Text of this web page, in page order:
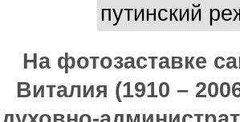
путинский
На фотозаставке
Виталия (1910 –